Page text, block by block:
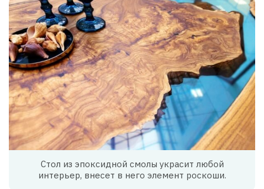
Стол из эпоксидной смолы украсит любой
интерьер, внесет в него элемент роскоши.